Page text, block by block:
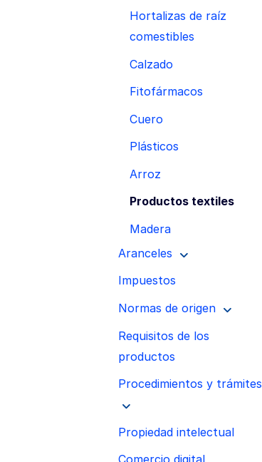
Hortalizas de raíz
comestibles
Calzado
Fitofármacos
Cuero
Plásticos
Arroz
Productos textiles
Madera
Aranceles
Impuestos
Normas de origen
Requisitos de los
productos
Procedimientos y trámites
Propiedad intelectual